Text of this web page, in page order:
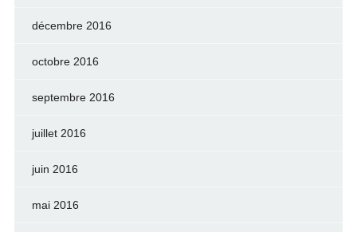
décembre 2016
octobre 2016
septembre 2016
juillet 2016
juin 2016
mai 2016